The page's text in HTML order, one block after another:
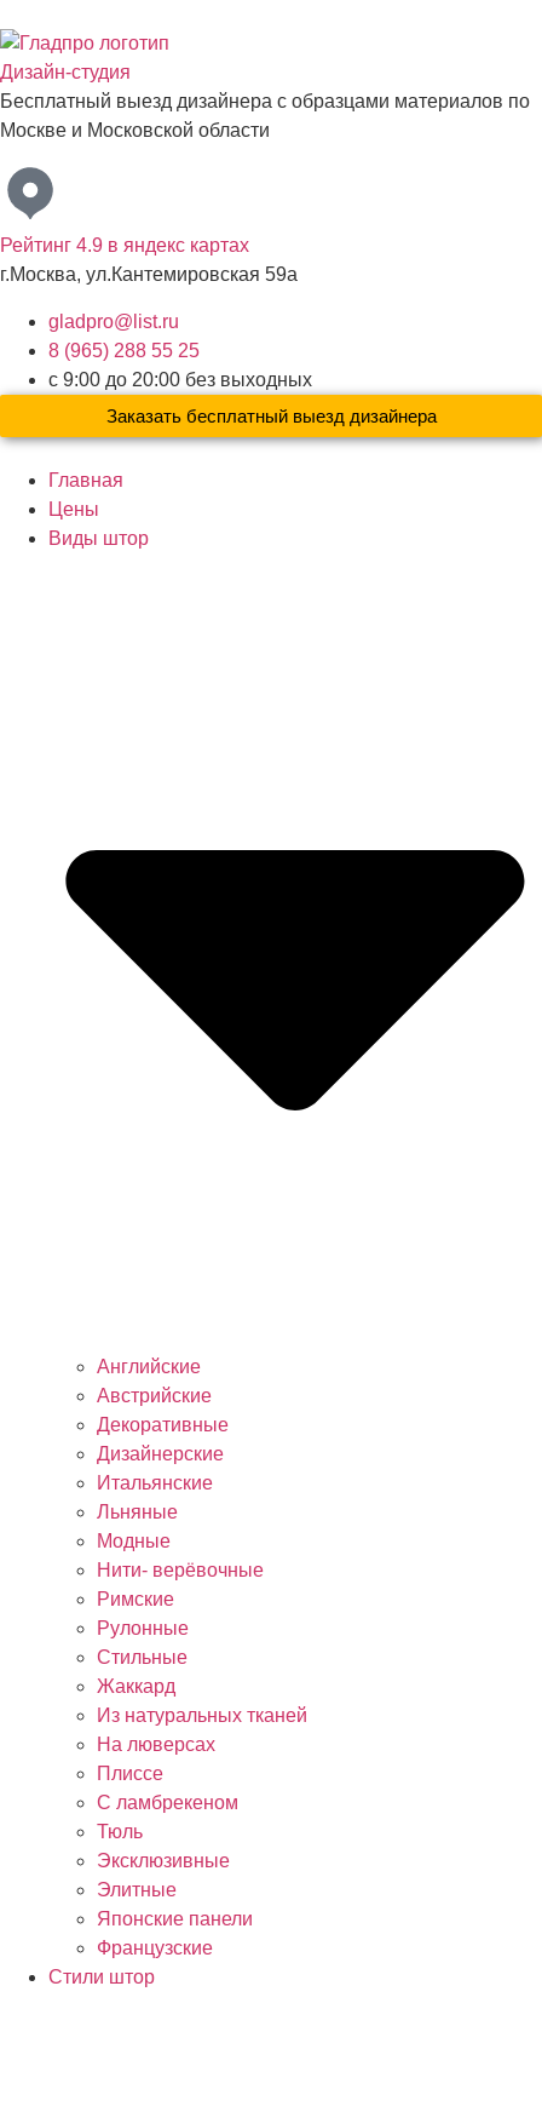
Дизайн-студия
Бесплатный выезд дизайнера с образцами материалов по
Москве и Московской области
Рейтинг 4.9 в яндекс картах
г.Москва, ул.Кантемировская 59а
gladpro@list.ru
8 (965) 288 55 25
с 9:00 до 20:00 без выходных
Заказать бесплатный выезд дизайнера
Главная
Цены
Виды штор
Английские
Австрийские
Декоративные
Дизайнерские
Итальянские
Льняные
Модные
Нити- верёвочные
Римские
Рулонные
Стильные
Жаккард
Из натуральных тканей
На люверсах
Плиссе
С ламбрекеном
Тюль
Эксклюзивные
Элитные
Японские панели
Французские
Стили штор